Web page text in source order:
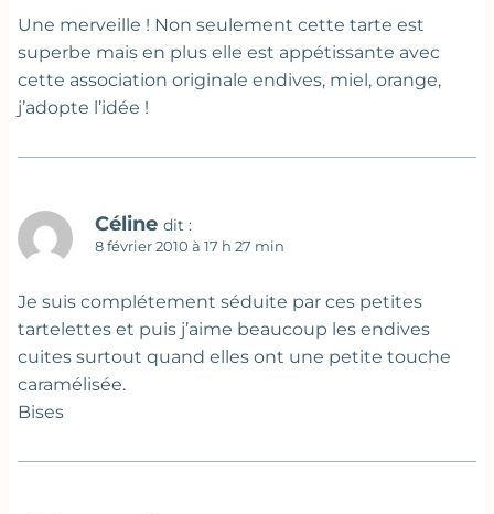
Une merveille ! Non seulement cette tarte est
superbe mais en plus elle est appétissante avec
cette association originale endives, miel, orange,
j’adopte l’idée !
Céline dit :
8 février 2010 à 17 h 27 min
Je suis complétement séduite par ces petites
tartelettes et puis j’aime beaucoup les endives
cuites surtout quand elles ont une petite touche
caramélisée.
Bises